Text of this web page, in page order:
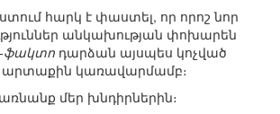
հարկ է փաստել, որ որոշ նոր
անկախության փոխարեն
ֆակտո դարձան այսպես կոչված
արտաքին կառավարմամբ։
մեր խնդիրներին։